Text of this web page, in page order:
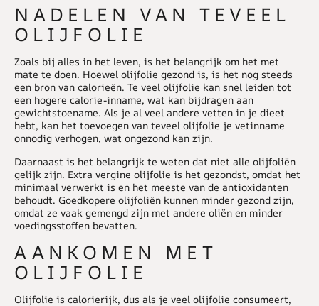
NADELEN VAN TEVEEL
OLIJFOLIE
Zoals bij alles in het leven, is het belangrijk om het met
mate te doen. Hoewel olijfolie gezond is, is het nog steeds
een bron van calorieën. Te veel olijfolie kan snel leiden tot
een hogere calorie-inname, wat kan bijdragen aan
gewichtstoename. Als je al veel andere vetten in je dieet
hebt, kan het toevoegen van teveel olijfolie je vetinname
onnodig verhogen, wat ongezond kan zijn.
Daarnaast is het belangrijk te weten dat niet alle olijfoliën
gelijk zijn. Extra vergine olijfolie is het gezondst, omdat het
minimaal verwerkt is en het meeste van de antioxidanten
behoudt. Goedkopere olijfoliën kunnen minder gezond zijn,
omdat ze vaak gemengd zijn met andere oliën en minder
voedingsstoffen bevatten.
AANKOMEN MET
OLIJFOLIE
Olijfolie is calorierijk, dus als je veel olijfolie consumeert,